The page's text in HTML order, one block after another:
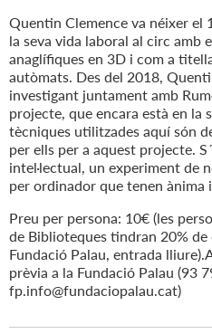
Quentin Clemence va néixer el
la seva vida laboral al circ amb
anaglífiques en 3D i com a
autòmats. Des del 2018,
investigant juntament amb
projecte, que encara està en la
tècniques utilitzades aquí són
per ells per a aquest projecte.
intel·lectual, un experiment de
per ordinador que tenen ànima
Preu per persona: 10€ (les
de Biblioteques tindran 20% de
Fundació Palau, entrada
prèvia a la Fundació Palau (93
fp.info@fundaciopalau.cat)